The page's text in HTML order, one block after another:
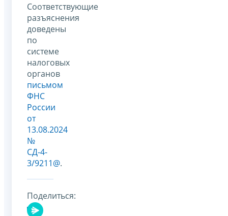
Соответствующие
разъяснения
доведены
по
системе
налоговых
органов
письмом
ФНС
России
от
13.08.2024
№
СД-4-
3/9211@.
Поделиться: